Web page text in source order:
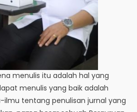
menulis itu adalah hal yang
menulis yang baik adalah
tentang penulisan jurnal yang